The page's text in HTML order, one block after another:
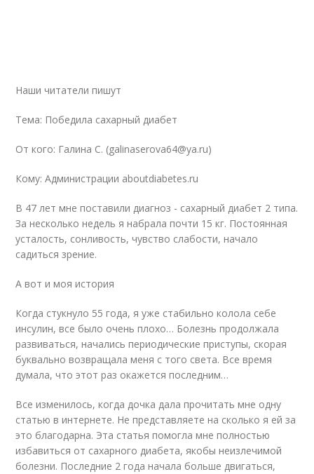
Наши читатели пишут
Тема: Победила сахарный диабет
От кого: Галина С. (galinaserova64@ya.ru)
Кому: Администрации aboutdiabetes.ru
В 47 лет мне поставили диагноз - сахарный диабет 2 типа.
За несколько недель я набрала почти 15 кг. Постоянная
усталость, сонливость, чувство слабости, начало
садиться зрение.
А вот и моя история
Когда стукнуло 55 года, я уже стабильно колола себе
инсулин, все было очень плохо… Болезнь продолжала
развиваться, начались периодические приступы, скорая
буквально возвращала меня с того света. Все время
думала, что этот раз окажется последним…
Все изменилось, когда дочка дала прочитать мне одну
статью в интернете. Не представляете на сколько я ей за
это благодарна. Эта статья помогла мне полностью
избавиться от сахарного диабета, якобы неизлечимой
болезни. Последние 2 года начала больше двигаться,